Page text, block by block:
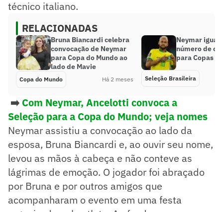
técnico italiano.
RELACIONADAS
Bruna Biancardi celebra
convocação de Neymar
para Copa do Mundo ao
lado de Mavie
Copa do Mundo Há 2 meses
Neymar
número de
para Copas
Seleção Brasileira
➡️ Com Neymar, Ancelotti convoca a
Seleção para a Copa do Mundo; veja nomes
Neymar assistiu a convocação ao lado da
esposa, Bruna Biancardi e, ao ouvir seu nome,
levou as mãos à cabeça e não conteve as
lágrimas de emoção. O jogador foi abraçado
por Bruna e por outros amigos que
acompanharam o evento em uma festa